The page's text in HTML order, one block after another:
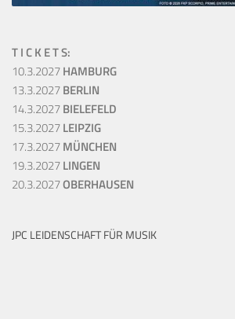
T I C K E T S:
10.3.2027HAMBURG
13.3.2027BERLIN
14.3.2027BIELEFELD
15.3.2027LEIPZIG
17.3.2027MÜNCHEN
19.3.2027LINGEN
20.3.2027OBERHAUSEN
JPC LEIDENSCHAFT FÜR MUSIK